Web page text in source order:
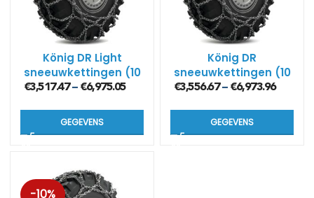
König DR Light
sneeuwkettingen (10
mm)
€3,517.47– €6,975.05
GEGEVENS
König DR
sneeuwkettingen (10
mm)
€3,556.67– €6,973.96
GEGEVENS
-10%